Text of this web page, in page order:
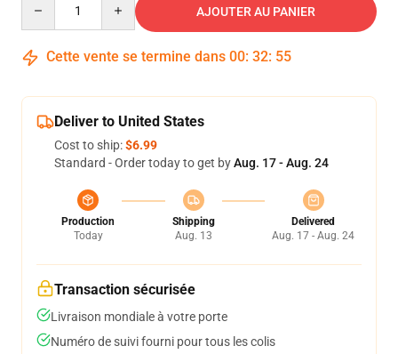
AJOUTER AU PANIER
Cette vente se termine dans 00: 32: 54
Deliver to United States
Cost to ship:$6.99
Standard - Order today to get byAug. 17 - Aug. 24
Production
Today
Shipping
Aug. 13
Delivered
Aug. 17 - Aug. 24
Transaction sécurisée
Livraison mondiale à votre porte
Numéro de suivi fourni pour tous les colis